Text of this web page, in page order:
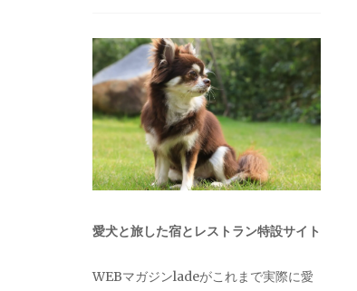
愛犬と旅した宿とレストラン特設サイト
WEBマガジンladeがこれまで実際に愛